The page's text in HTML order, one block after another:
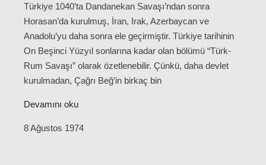
Türkiye 1040’ta Dandanekan Savaşı’ndan sonra
Horasan’da kurulmuş, İran, Irak, Azerbaycan ve
Anadolu’yu daha sonra ele geçirmiştir. Türkiye tarihinin
On Beşinci Yüzyıl sonlarına kadar olan bölümü “Türk-
Rum Savaşı” olarak özetlenebilir. Çünkü, daha devlet
kurulmadan, Çağrı Beğ’in birkaç bin
Devamını oku
8 Ağustos 1974